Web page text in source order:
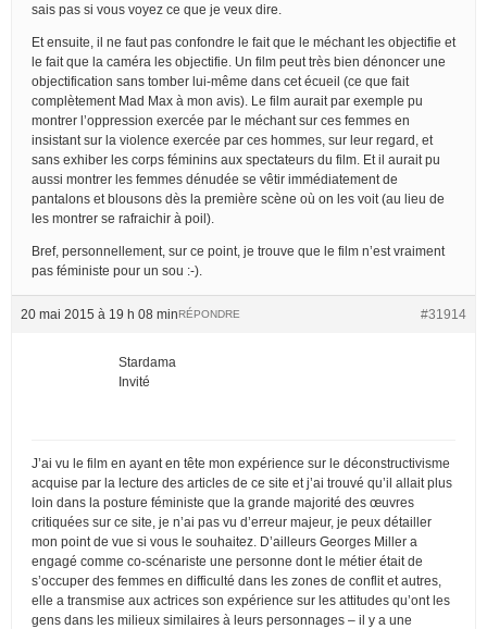
sais pas si vous voyez ce que je veux dire.
Et ensuite, il ne faut pas confondre le fait que le méchant les objectifie et
le fait que la caméra les objectifie. Un film peut très bien dénoncer une
objectification sans tomber lui-même dans cet écueil (ce que fait
complètement Mad Max à mon avis). Le film aurait par exemple pu
montrer l’oppression exercée par le méchant sur ces femmes en
insistant sur la violence exercée par ces hommes, sur leur regard, et
sans exhiber les corps féminins aux spectateurs du film. Et il aurait pu
aussi montrer les femmes dénudée se vêtir immédiatement de
pantalons et blousons dès la première scène où on les voit (au lieu de
les montrer se rafraichir à poil).
Bref, personnellement, sur ce point, je trouve que le film n’est vraiment
pas féministe pour un sou :-).
20 mai 2015 à 19 h 08 min #31914
RÉPONDRE
Stardama
Invité
J’ai vu le film en ayant en tête mon expérience sur le déconstructivisme
acquise par la lecture des articles de ce site et j’ai trouvé qu’il allait plus
loin dans la posture féministe que la grande majorité des œuvres
critiquées sur ce site, je n’ai pas vu d’erreur majeur, je peux détailler
mon point de vue si vous le souhaitez. D’ailleurs Georges Miller a
engagé comme co-scénariste une personne dont le métier était de
s’occuper des femmes en difficulté dans les zones de conflit et autres,
elle a transmise aux actrices son expérience sur les attitudes qu’ont les
gens dans les milieux similaires à leurs personnages – il y a une